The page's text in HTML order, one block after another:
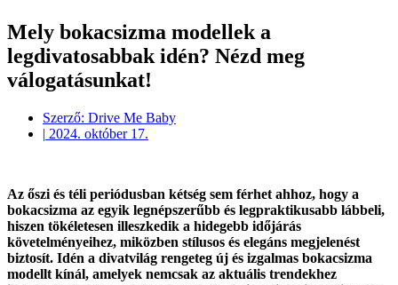
Mely bokacsizma modellek a
legdivatosabbak idén? Nézd meg
válogatásunkat!
Szerző: Drive Me Baby
| 2024. október 17.
Az őszi és téli periódusban kétség sem férhet ahhoz, hogy a
bokacsizma az egyik legnépszerűbb és legpraktikusabb lábbeli,
hiszen tökéletesen illeszkedik a hidegebb időjárás
követelményeihez, miközben stílusos és elegáns megjelenést
biztosít. Idén a divatvilág rengeteg új és izgalmas bokacsizma
modellt kínál, amelyek nemcsak az aktuális trendekhez